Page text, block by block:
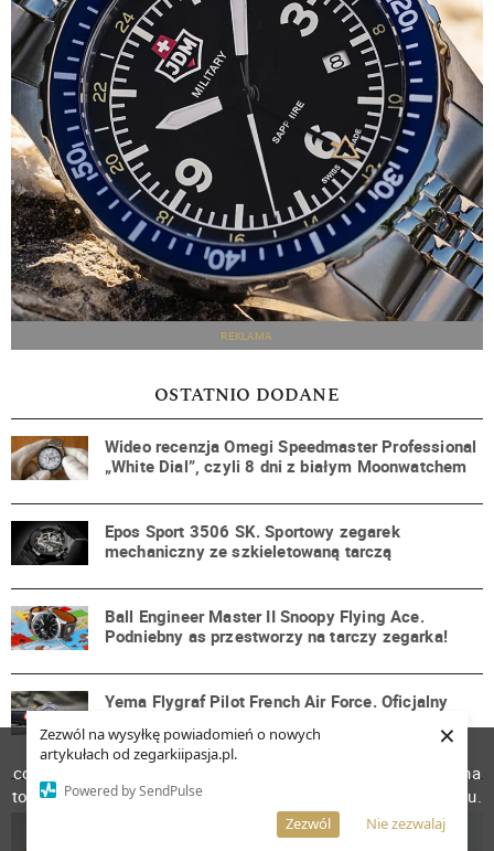
Zezwól na wysyłkę powiadomień o nowych
artykułach od zegarkiipasja.pl.
Powered by SendPulse
Nie zezwalaj
Zezwól
×
REKLAMA
OSTATNIO DODANE
Wideo recenzja Omegi Speedmaster Professional
„White Dial”, czyli 8 dni z białym Moonwatchem
Epos Sport 3506 SK. Sportowy zegarek
mechaniczny ze szkieletowaną tarczą
Ball Engineer Master II Snoopy Flying Ace.
Podniebny as przestworzy na tarczy zegarka!
Yema Flygraf Pilot French Air Force. Oficjalny
Kosmicznych
W celu poprawienia jakości usług korzystamy z plików
cookies. Pozostanie na stronie oznacza, iż wyrażasz zgodę na
to, że pliki cookies będą przechowywane w Twoim urządzeniu.
Więcej informacji